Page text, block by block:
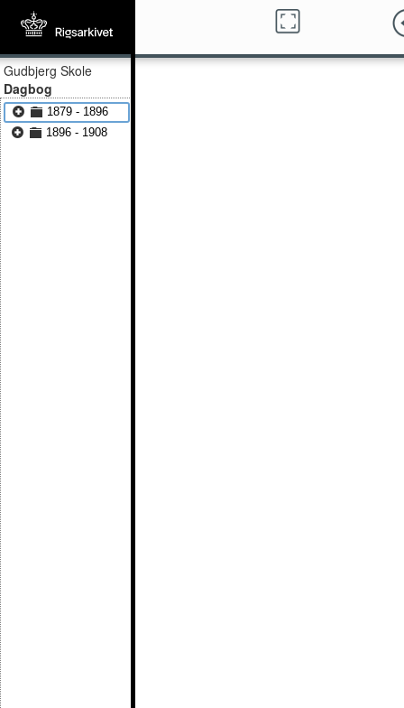
Gudbjerg Skole
Dagbog
1879 - 1896
1896 - 1908